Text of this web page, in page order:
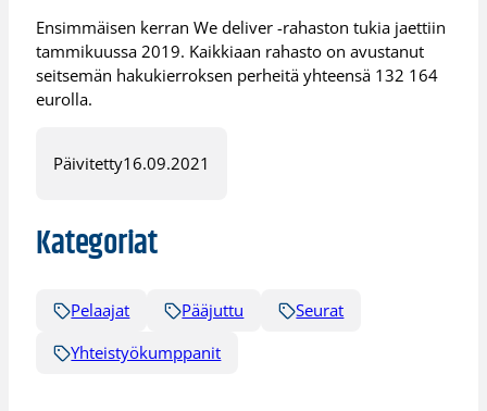
Ensimmäisen kerran We deliver -rahaston tukia jaettiin
tammikuussa 2019. Kaikkiaan rahasto on avustanut
seitsemän hakukierroksen perheitä yhteensä 132 164
eurolla.
Päivitetty16.09.2021
Kategoriat
Pelaajat Pääjuttu
Seurat
Yhteistyökumppanit